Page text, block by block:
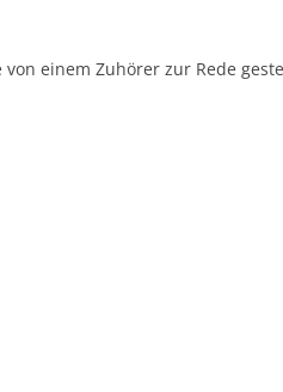
von einem Zuhörer zur Rede